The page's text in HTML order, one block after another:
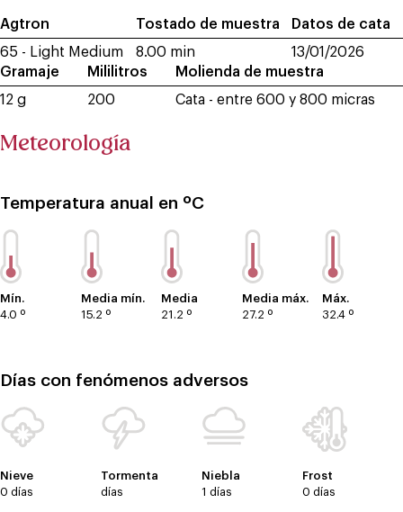
Agtron
65 - Light Medium
Tostado de muestra
8.00 min
Datos de cata
13/01/2026
Gramaje
12 g
Mililitros
200
Molienda de muestra
Cata - entre 600 y 800 micras
Meteorología
Temperatura anual en ºC
Mín.
4.0 º
Media mín.
15.2 º
Media
21.2 º
Media máx.
27.2 º
Máx.
32.4 º
Días con fenómenos adversos
Nieve
0 días
Tormenta
días
Niebla
1 días
Frost
0 días